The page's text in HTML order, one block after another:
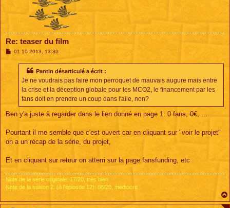
Re: teaser du film
M01 10 2013, 13:30
Pantin désarticulé a écrit :
Je ne voudrais pas faire mon perroquet de mauvais augure mais entre
la crise et la déception globale pour les MCO2, le financement par les
fans doit en prendre un coup dans l'aile, non?
Ben y'a juste à regarder dans le lien donné en page 1: 0 fans, 0€, ...
Pourtant il me semble que c'est ouvert car en cliquant sur "voir le projet"
on a un récap de la série, du projet,
Et en cliquant sur retour on atterri sur la page fansfunding, etc
Note de la série originale: 17/20, très bien
Note de la saison 2: (à l'épiosde 12): 06/20, médiocre